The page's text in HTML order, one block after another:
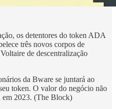
os detentores do token ADA
três novos corpos de
de descentralização
da Bware se juntará ao
token. O valor do negócio não
em 2023. (The Block)